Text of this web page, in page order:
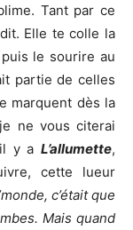
Tant par ce
Elle te colle la
le sourire au
partie de celles
marquent dès la
ne vous citerai
il y a L’allumette,
cette lueur
c’était que
Mais quand